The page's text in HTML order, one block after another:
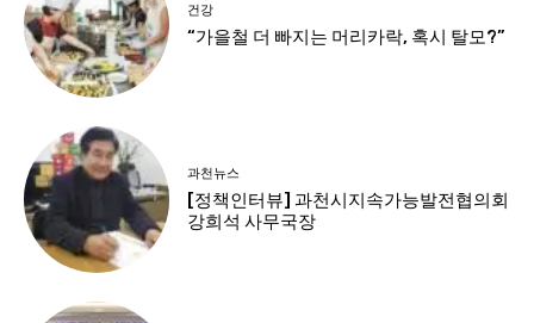
건강
“가을철 더 빠지는 머리카락, 혹시 탈모?”
과천뉴스
[정책인터뷰] 과천시지속가능발전협의회
강희석 사무국장